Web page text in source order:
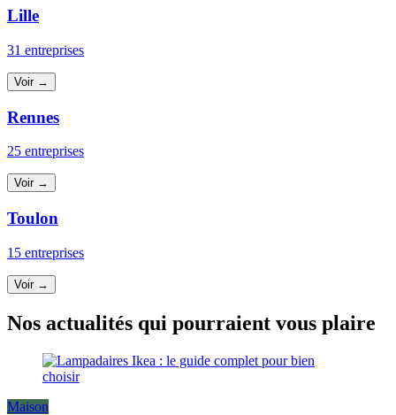
Lille
31 entreprises
Voir →
Rennes
25 entreprises
Voir →
Toulon
15 entreprises
Voir →
Nos actualités qui pourraient vous plaire
Maison